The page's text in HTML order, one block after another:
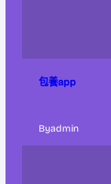
包養app
Byadmin